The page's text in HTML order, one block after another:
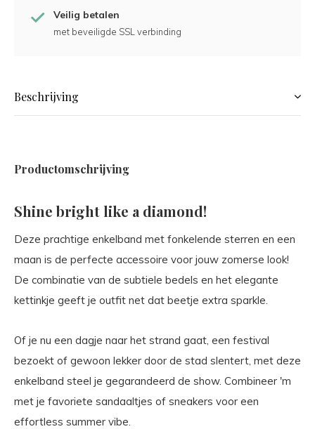
Veilig betalen
met beveiligde SSL verbinding
Beschrijving
Productomschrijving
Shine bright like a diamond!
Deze prachtige enkelband met fonkelende sterren en een
maan is de perfecte accessoire voor jouw zomerse look!
De combinatie van de subtiele bedels en het elegante
kettinkje geeft je outfit net dat beetje extra sparkle.
Of je nu een dagje naar het strand gaat, een festival
bezoekt of gewoon lekker door de stad slentert, met deze
enkelband steel je gegarandeerd de show. Combineer 'm
met je favoriete sandaaltjes of sneakers voor een
effortless summer vibe.